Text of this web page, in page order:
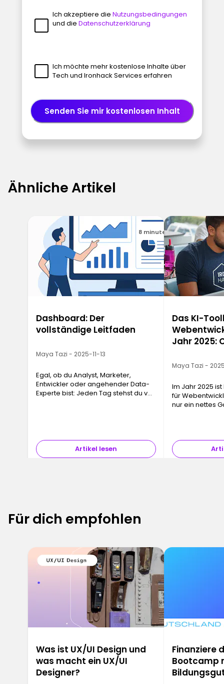
Ich akzeptiere die Nutzungsbedingungen
und die Datenschutzerklärung
Ich möchte mehr kostenlose Inhalte über
Tech und Ironhack Services erfahren
Senden Sie mir kostenlosen Inhalt
Ähnliche Artikel
8 minuten
Dashboard: Der
vollständige Leitfaden
Maya Tazi - 2025-11-13
Egal, ob du Analyst, Marketer,
Entwickler oder angehender Data-
Experte bist: Jeden Tag stehst du vor
Artikel lesen
Das KI-
Jahr 2025:
Maya Tazi -
Im Jahr 2025
für
nur ein nettes
Für dich empfohlen
Was ist UX/UI Design und
was macht ein UX/UI
Designer?
Finanziere
Bootcamp